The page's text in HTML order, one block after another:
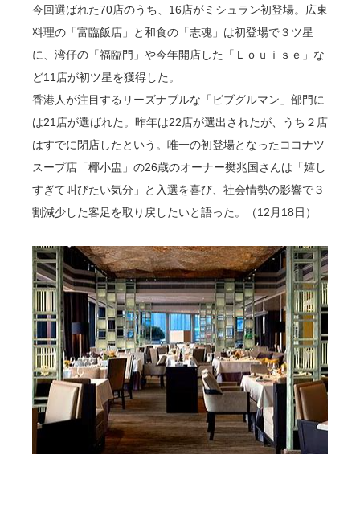
今回選ばれた70店のうち、16店がミシュラン初登場。広東
料理の「富臨飯店」と和食の「志魂」は初登場で３ツ星
に、湾仔の「福臨門」や今年開店した「Ｌｏｕｉｓｅ」な
ど11店が初ツ星を獲得した。
香港人が注目するリーズナブルな「ビブグルマン」部門に
は21店が選ばれた。昨年は22店が選出されたが、うち２店
はすでに閉店したという。唯一の初登場となったココナツ
スープ店「椰小盅」の26歳のオーナー樊兆国さんは「嬉し
すぎて叫びたい気分」と入選を喜び、社会情勢の影響で３
割減少した客足を取り戻したいと語った。（12月18日）